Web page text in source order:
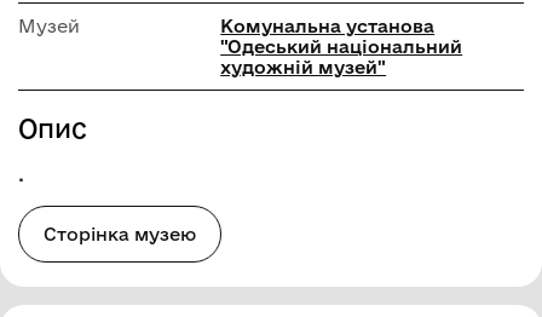
Музей
Комунальна установа
"Одеський національний
художній музей"
Опис
.
Сторінка музею